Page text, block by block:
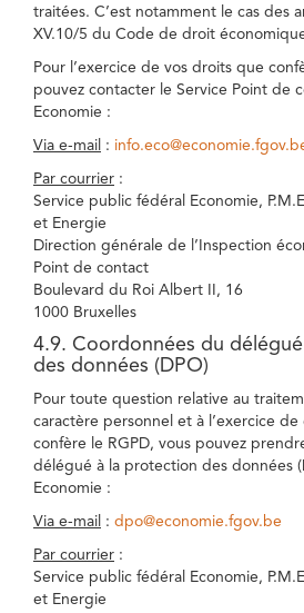
traitées. C’est notamment le cas des
XV.10/5 du Code de droit
Pour l’exercice de vos droits que
pouvez contacter le Service Point de
Economie :
Via e-mail :
Par courrier :
Service public fédéral Economie,
et Energie
Direction générale de l’Inspection
Point de contact
Boulevard du Roi Albert II, 16
1000 Bruxelles
4.9. Coordonnées du
des données (DPO)
Pour toute question relative au
caractère personnel et à l’exercice
confère le RGPD, vous pouvez
délégué à la protection des données
Economie :
Via e-mail : dpo@economie.fgov.be
Par courrier :
Service public fédéral Economie,
et Energie